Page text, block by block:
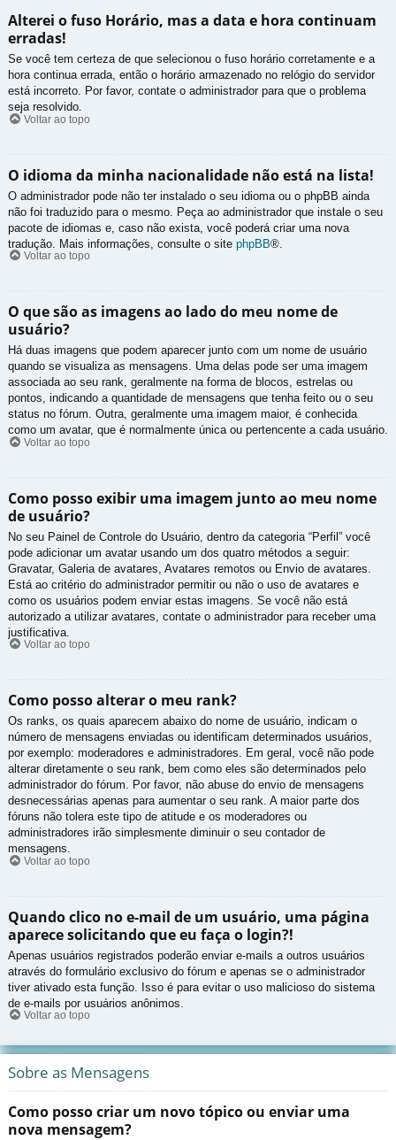
Alterei o fuso Horário, mas a data e hora continuam
erradas!
Se você tem certeza de que selecionou o fuso horário corretamente e a
hora continua errada, então o horário armazenado no relógio do servidor
está incorreto. Por favor, contate o administrador para que o problema
seja resolvido.
Voltar ao topo
O idioma da minha nacionalidade não está na lista!
O administrador pode não ter instalado o seu idioma ou o phpBB ainda
não foi traduzido para o mesmo. Peça ao administrador que instale o seu
pacote de idiomas e, caso não exista, você poderá criar uma nova
tradução. Mais informações, consulte o site phpBB®.
Voltar ao topo
O que são as imagens ao lado do meu nome de
usuário?
Há duas imagens que podem aparecer junto com um nome de usuário
quando se visualiza as mensagens. Uma delas pode ser uma imagem
associada ao seu rank, geralmente na forma de blocos, estrelas ou
pontos, indicando a quantidade de mensagens que tenha feito ou o seu
status no fórum. Outra, geralmente uma imagem maior, é conhecida
como um avatar, que é normalmente única ou pertencente a cada usuário.
Voltar ao topo
Como posso exibir uma imagem junto ao meu nome
de usuário?
No seu Painel de Controle do Usuário, dentro da categoria “Perfil” você
pode adicionar um avatar usando um dos quatro métodos a seguir:
Gravatar, Galeria de avatares, Avatares remotos ou Envio de avatares.
Está ao critério do administrador permitir ou não o uso de avatares e
como os usuários podem enviar estas imagens. Se você não está
autorizado a utilizar avatares, contate o administrador para receber uma
justificativa.
Voltar ao topo
Como posso alterar o meu rank?
Os ranks, os quais aparecem abaixo do nome de usuário, indicam o
número de mensagens enviadas ou identificam determinados usuários,
por exemplo: moderadores e administradores. Em geral, você não pode
alterar diretamente o seu rank, bem como eles são determinados pelo
administrador do fórum. Por favor, não abuse do envio de mensagens
desnecessárias apenas para aumentar o seu rank. A maior parte dos
fóruns não tolera este tipo de atitude e os moderadores ou
administradores irão simplesmente diminuir o seu contador de
mensagens.
Voltar ao topo
Quando clico no e-mail de um usuário, uma página
aparece solicitando que eu faça o login?!
Apenas usuários registrados poderão enviar e-mails a outros usuários
através do formulário exclusivo do fórum e apenas se o administrador
tiver ativado esta função. Isso é para evitar o uso malicioso do sistema
de e-mails por usuários anônimos.
Voltar ao topo
Sobre as Mensagens
Como posso criar um novo tópico ou enviar uma
nova mensagem?